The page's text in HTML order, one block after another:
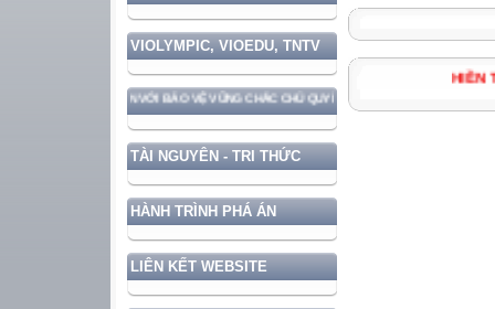
VIOLYMPIC, VIOEDU, TNTV
ĐẤT NƯỚC GẮN VỚI BẢO VỆ VỮNG CHẮC CHỦ QUYỀN VÀ ĐỘC LẬP DÂN TỘC!
TÀI NGUYÊN - TRI THỨC
HÀNH TRÌNH PHÁ ÁN
LIÊN KẾT WEBSITE